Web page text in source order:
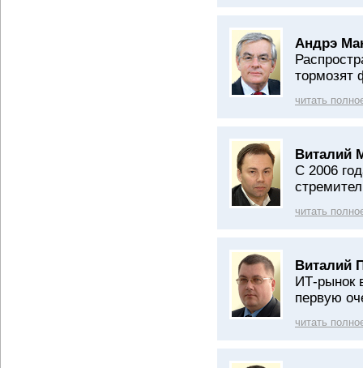
Андрэ
тормозят
читать
Виталий
С 2006
читать
Виталий
ИТ-рынок
первую
читать